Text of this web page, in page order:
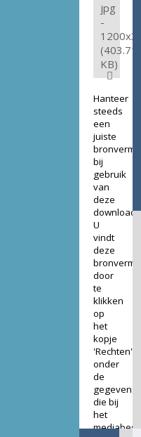
jpg
-
(403.71
KB)
Hanteer
steeds
een
juiste
bij
gebruik
van
deze
download.
U
vindt
deze
door
te
klikken
op
het
kopje
'Rechten'
onder
de
gegevens
die bij
het